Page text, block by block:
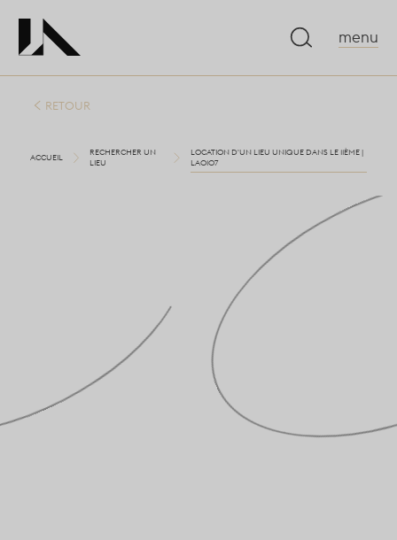
menu
RETOUR
ACCUEIL
RECHERCHER UN
LIEU
LOCATION D'UN LIEU UNIQUE DANS LE 11ÈME |
LA0107